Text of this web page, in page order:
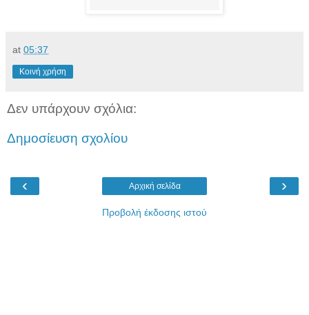
at 05:37
Κοινή χρήση
Δεν υπάρχουν σχόλια:
Δημοσίευση σχολίου
‹ ›
Αρχική σελίδα
Προβολή έκδοσης ιστού